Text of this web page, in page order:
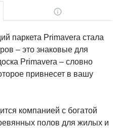
паркета Primavera стала
– это знаковые для
Primavera – словно
привнесет в вашу
компанией с богатой
полов для жилых и